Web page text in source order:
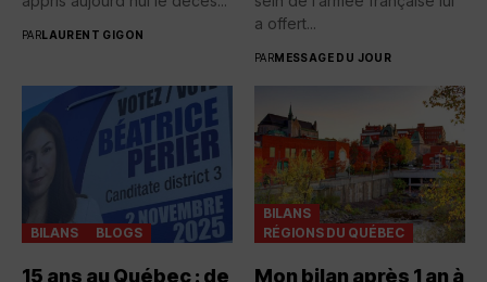
PARLAURENT GIGON
a offert...
PARMESSAGE DU JOUR
BILANS BLOGS
15 ans au Québec : de
BILANS
RÉGIONS DU QUÉBEC
Mon bilan après 1 an à